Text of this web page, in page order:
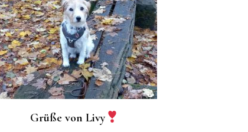
Grüße von Livy